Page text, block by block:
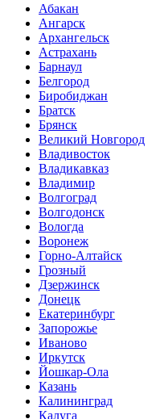
Абакан
Ангарск
Архангельск
Астрахань
Барнаул
Белгород
Биробиджан
Братск
Брянск
Великий Новгород
Владивосток
Владикавказ
Владимир
Волгоград
Волгодонск
Вологда
Воронеж
Горно-Алтайск
Грозный
Дзержинск
Донецк
Екатеринбург
Запорожье
Иваново
Иркутск
Йошкар-Ола
Казань
Калининград
Калуга